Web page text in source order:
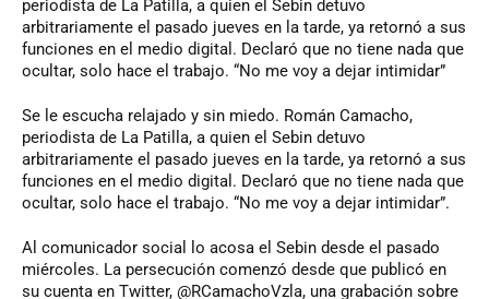
periodista de La Patilla, a quien el Sebin detuvo
arbitrariamente el pasado jueves en la tarde, ya retornó a sus
funciones en el medio digital. Declaró que no tiene nada que
ocultar, solo hace el trabajo. “No me voy a dejar intimidar”
Se le escucha relajado y sin miedo. Román Camacho,
periodista de La Patilla, a quien el Sebin detuvo
arbitrariamente el pasado jueves en la tarde, ya retornó a sus
funciones en el medio digital. Declaró que no tiene nada que
ocultar, solo hace el trabajo. “No me voy a dejar intimidar”.
Al comunicador social lo acosa el Sebin desde el pasado
miércoles. La persecución comenzó desde que publicó en
su cuenta en Twitter, @RCamachoVzla, una grabación sobre